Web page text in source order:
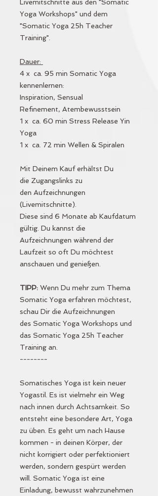
Livemitschnitte aus den "Somatic
Yoga Workshops" und dem
"Somatic Yoga 25h Teacher
Training".
Dauer:
4 x ca. 95 min Somatic Yoga
kennenlernen:
Inspiration, Sensual
Refinement, Atembewusstsein
1 x ca. 60 min Stress Release Yin
Yoga
1 x ca. 72 min Wellen & Spiralen
Mit Deinem Kauf erhältst Du
die Zugangslinks zu
den Aufzeichnungen
(Livemitschnitte).
Diese sind 6 Monate ab Kaufdatum
gültig. Du kannst die
Aufzeichnungen während der
Laufzeit so oft Du möchtest
anschauen und genießen.
TIPP: Wenn Du mehr zum Thema
Somatic Yoga erfahren möchtest,
schau Dir die Aufzeichnungen
des Somatic Yoga Workshops und
das Somatic Yoga 25h Teacher
Training an.
--------
Somatisches Yoga ist kein neuer
Yogastil. Es ist vielmehr ein Weg
nach innen durch Achtsamkeit. So
entsteht eine besondere Art, Yoga
zu üben. Es geht um nach Hause
kommen - in deinen Körper, der
nicht korrigiert oder perfektioniert
werden, sondern gespürt werden
will. Somatic Yoga ist eine
Einladung, bewusst wahrzunehmen